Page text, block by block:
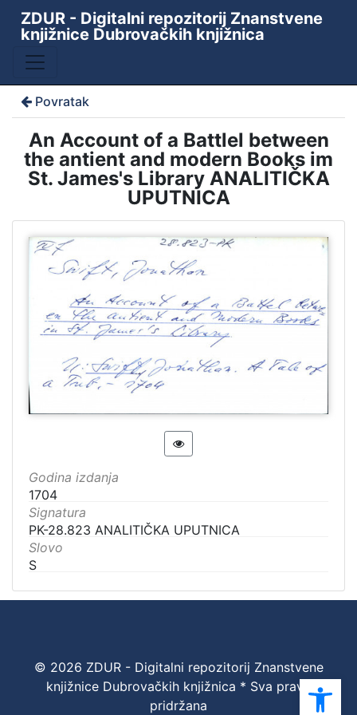
ZDUR - Digitalni repozitorij Znanstvene
knjižnice Dubrovačkih knjižnica
Povratak
An Account of a Battlel between
the antient and modern Books im
St. James's Library ANALITIČKA
UPUTNICA
Godina izdanja
1704
Signatura
PK-28.823 ANALITIČKA UPUTNICA
Slovo
S
© 2026 ZDUR - Digitalni repozitorij Znanstvene
knjižnice Dubrovačkih knjižnica * Sva prava
pridržana